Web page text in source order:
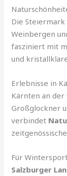
Die
Weinbergen
fasziniert mit
und
Erlebnisse in
Kärnten an
Großglockner
verbindet
Für
Salzburger